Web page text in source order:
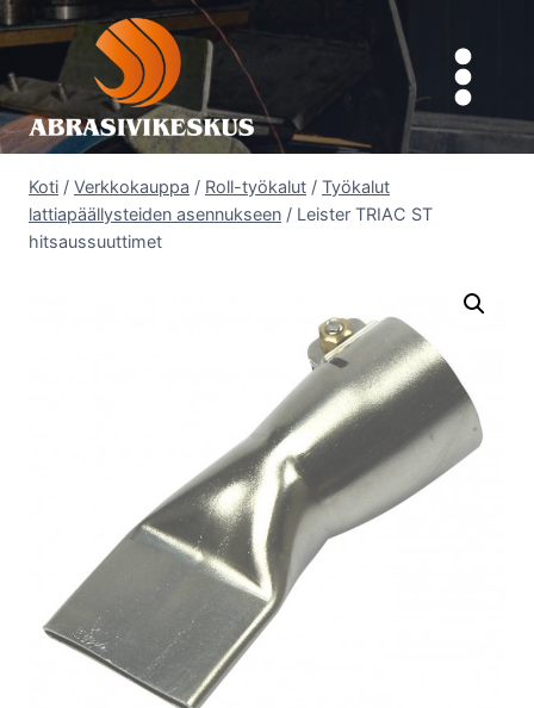
Siirry
sisältöön
Koti / Verkkokauppa / Roll-työkalut / Työkalut
lattiapäällysteiden asennukseen / Leister TRIAC ST
hitsaussuuttimet